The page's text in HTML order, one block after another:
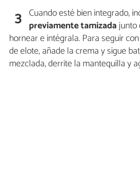
3 Cuando esté bien integrado,
previamente tamizadajunto
hornear e intégrala. Para seguir
de elote, añade la crema y sigue
mezclada, derrite la mantequilla y